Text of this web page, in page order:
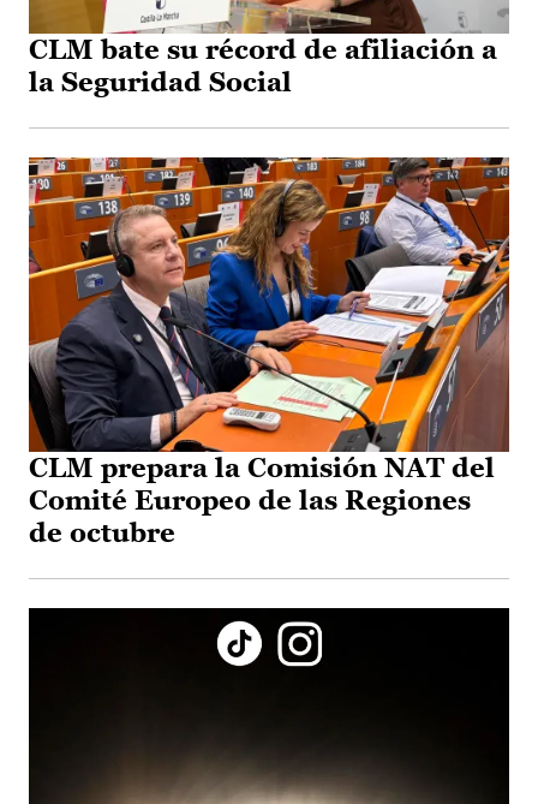
CLM bate su récord de afiliación a
la Seguridad Social
CLM prepara la Comisión NAT del
Comité Europeo de las Regiones
de octubre